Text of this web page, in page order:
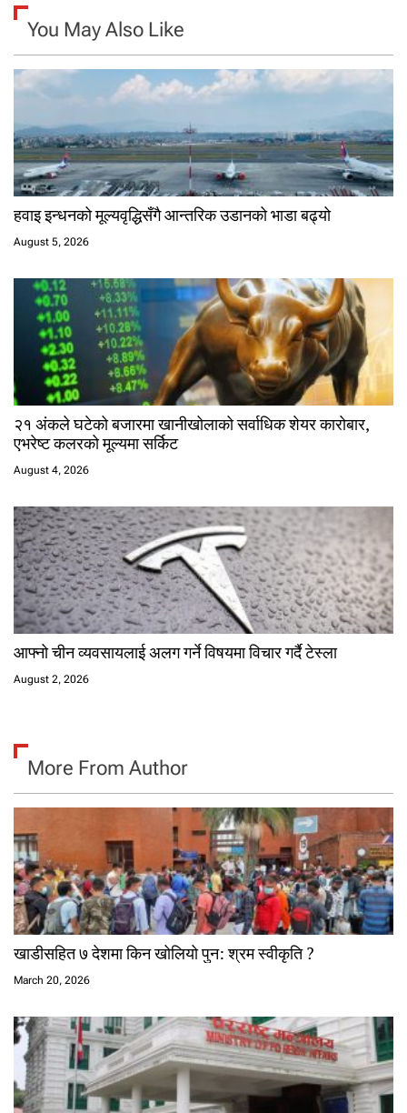
You May Also Like
हवाइ इन्धनको मूल्यवृद्धिसँगै आन्तरिक उडानको भाडा बढ्यो
August 5, 2026
२१ अंकले घटेको बजारमा खानीखोलाको सर्वाधिक शेयर कारोबार,
एभरेष्ट कलरको मूल्यमा सर्किट
August 4, 2026
आफ्नो चीन व्यवसायलाई अलग गर्ने विषयमा विचार गर्दै टेस्ला
August 2, 2026
More From Author
खाडीसहित ७ देशमा किन खोलियो पुन: श्रम स्वीकृति ?
March 20, 2026